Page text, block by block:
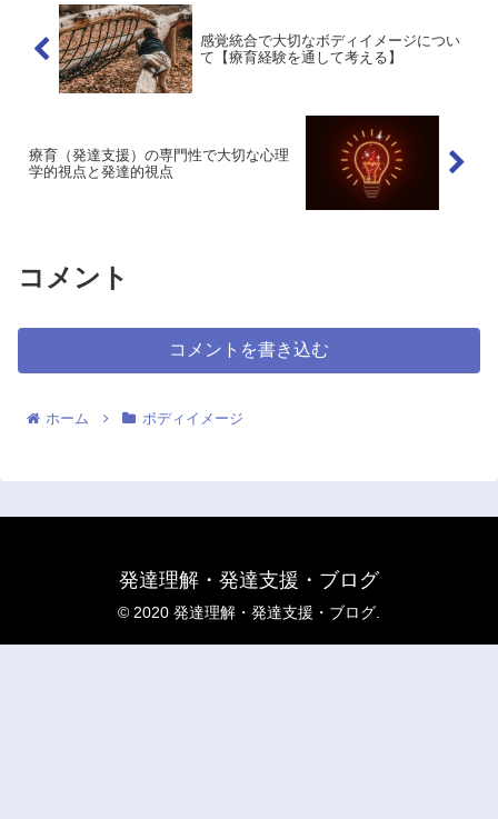
感覚統合で大切なボディイメージについ
て【療育経験を通して考える】
療育（発達支援）の専門性で大切な心理
学的視点と発達的視点
コメント
コメントを書き込む
ホーム ボディイメージ
発達理解・発達支援・ブログ
© 2020 発達理解・発達支援・ブログ.